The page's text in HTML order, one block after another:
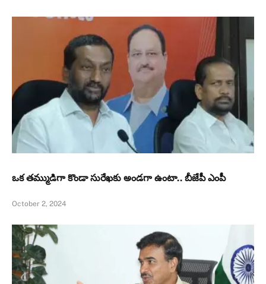
ఒక తమ్ముడిగా కొండా సురేఖకు అండగా ఉంటా.. బీజేపీ ఎంపీ
October 2, 2024